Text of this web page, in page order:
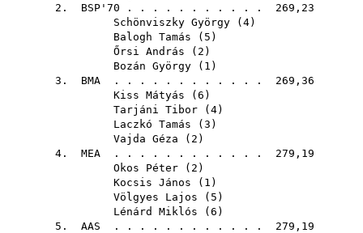
2. BSP'70 . . . . . . . . . . . 269,23
Schönviszky György ( 4)
Balogh Tamás ( 5 )
Őrsi András ( 2 )
Bozán György ( 1 )
3. BMA . . . . . . . . . . . . 269,36
Kiss Mátyás ( 6 )
Tarjáni Tibor ( 4)
Laczkó Tamás ( 3 )
Vajda Géza ( 2 )
4. MEA . . . . . . . . . . . . 279,19
Okos Péter ( 2 )
Kocsis János ( 1 )
Völgyes Lajos ( 5 )
Lénárd Miklós ( 6 )
5. AAS . . . . . . . . . . . . 279,19